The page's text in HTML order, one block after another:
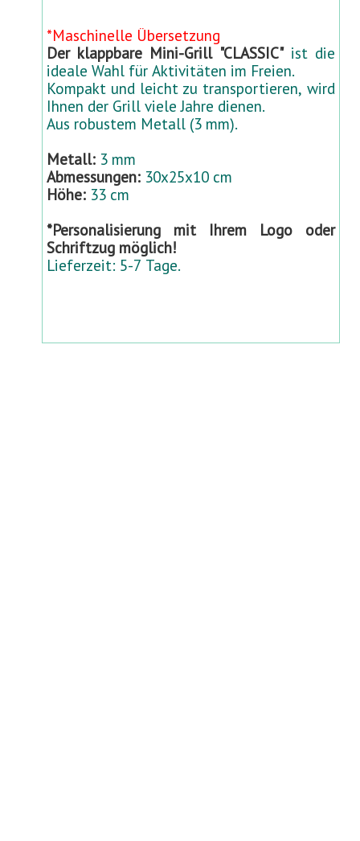
BABYARTIKEL UND BABYAUSSTATTUNG
TIERBEDARF
*Maschinelle Übersetzung
Der klappbare Mini-Grill "CLASSIC" ist die
ideale Wahl für Aktivitäten im Freien.
Kompakt und leicht zu transportieren, wird
Ihnen der Grill viele Jahre dienen.
Aus robustem Metall (3 mm).
Metall: 3 mm
Abmessungen: 30x25x10 cm
Höhe: 33 cm
*Personalisierung mit Ihrem Logo oder
Schriftzug möglich!
Lieferzeit: 5-7 Tage.